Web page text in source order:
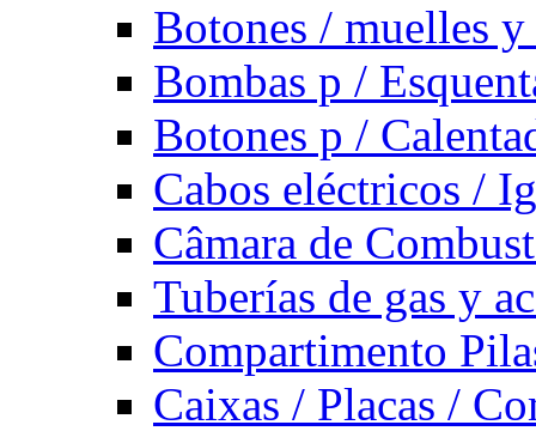
Botones / muelles
Bombas p /
Botones p /
Cabos eléctricos /
Câmara de
Tuberías de gas y
Compartimento
Caixas / Placas /